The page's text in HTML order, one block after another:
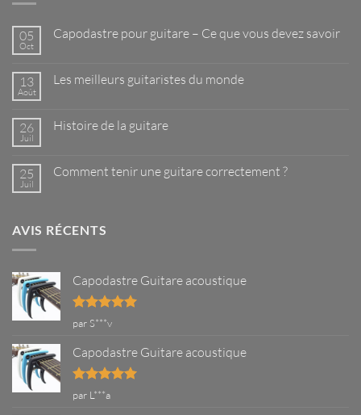
05
Oct
Capodastre pour guitare – Ce que vous devez savoir
Capodastre
Ce
que
13
Août
Les meilleurs guitaristes du monde
Les
monde
26
Juil
Histoire de la guitare
Histoire
25
Juil
Comment tenir une guitare correctement ?
tenir
?
AVIS RÉCENTS
Capodastre Guitare acoustique
Note5sur
par S***v
Capodastre Guitare acoustique
Note5
par L***a